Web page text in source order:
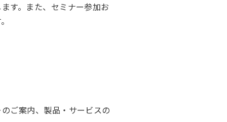
す。また、セミナー参加お
ご案内、製品・サービスの